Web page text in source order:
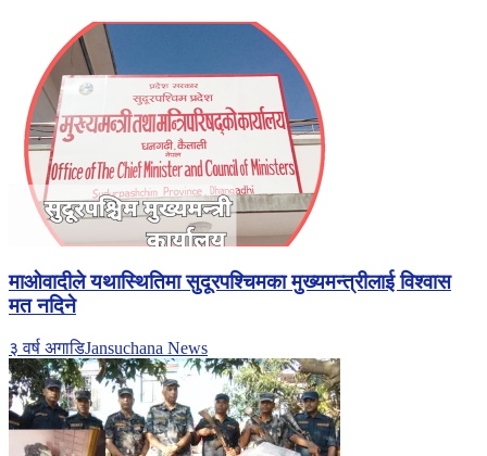
माओवादीले यथास्थितिमा सुदूरपश्चिमका मुख्यमन्त्रीलाई विश्वास
मत नदिने
३ वर्ष अगाडिJansuchana News